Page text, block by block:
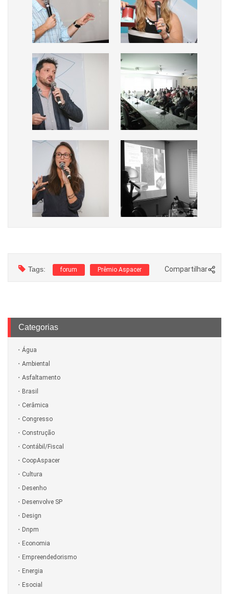
Tags: forum Prêmio Aspacer Compartilhar
Categorias
Água
Ambiental
Asfaltamento
Brasil
Cerâmica
Congresso
Construção
Contábil/Fiscal
CoopAspacer
Cultura
Desenho
Desenvolve SP
Design
Dnpm
Economia
Empreendedorismo
Energia
Esocial